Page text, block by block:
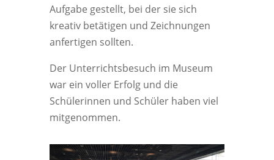
Aufgabe gestellt, bei der sie sich
kreativ betätigen und Zeichnungen
anfertigen sollten.
Der Unterrichtsbesuch im Museum
war ein voller Erfolg und die
Schülerinnen und Schüler haben viel
mitgenommen.